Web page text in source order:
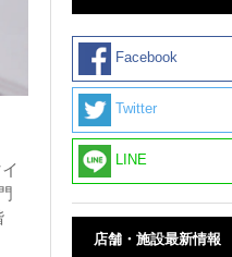
Facebook
Twitter
LINE
店舗・施設最新情報